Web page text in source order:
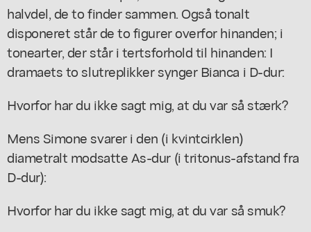
halvdel, de to finder sammen. Også tonalt
disponeret står de to figurer overfor hinanden; i
tonearter, der står i tertsforhold til hinanden: I
dramaets to slutreplikker synger Bianca i D-dur:
Hvorfor har du ikke sagt mig, at du var så stærk?
Mens Simone svarer i den (i kvintcirklen)
diametralt modsatte As-dur (i tritonus-afstand fra
D-dur):
Hvorfor har du ikke sagt mig, at du var så smuk?